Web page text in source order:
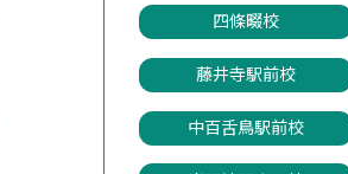
四條畷校
藤井寺駅前校
中百舌鳥駅前校